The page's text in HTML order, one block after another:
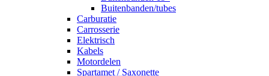
Buitenbanden/tubes
Carburatie
Carrosserie
Elektrisch
Kabels
Motordelen
Spartamet / Saxonette